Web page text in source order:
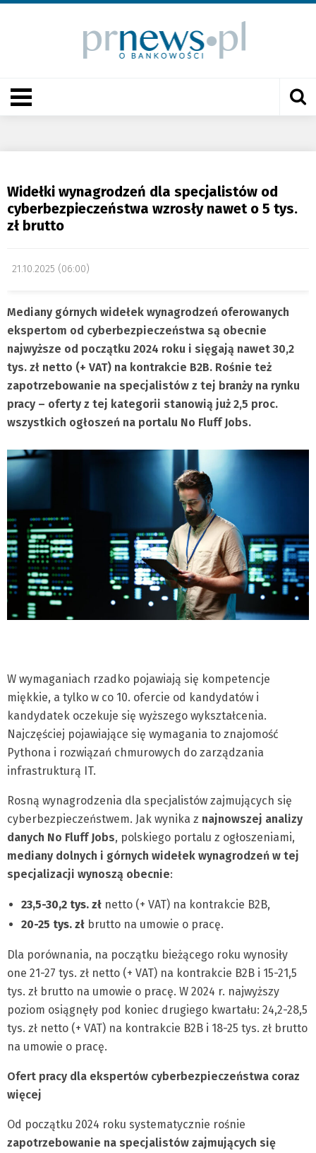
Widełki wynagrodzeń dla specjalistów od
cyberbezpieczeństwa wzrosły nawet o 5 tys.
zł brutto
21.10.2025 (06:00)
Mediany górnych widełek wynagrodzeń oferowanych
ekspertom od cyberbezpieczeństwa są obecnie
najwyższe od początku 2024 roku i sięgają nawet 30,2
tys. zł netto (+ VAT) na kontrakcie B2B. Rośnie też
zapotrzebowanie na specjalistów z tej branży na rynku
pracy – oferty z tej kategorii stanowią już 2,5 proc.
wszystkich ogłoszeń na portalu No Fluff Jobs.
W wymaganiach rzadko pojawiają się kompetencje
miękkie, a tylko w co 10. ofercie od kandydatów i
kandydatek oczekuje się wyższego wykształcenia.
Najczęściej pojawiające się wymagania to znajomość
Pythona i rozwiązań chmurowych do zarządzania
infrastrukturą IT.
Rosną wynagrodzenia dla specjalistów zajmujących się
cyberbezpieczeństwem. Jak wynika z najnowszej analizy
danych No Fluff Jobs, polskiego portalu z ogłoszeniami,
mediany dolnych i górnych widełek wynagrodzeń w tej
specjalizacji wynoszą obecnie:
23,5-30,2 tys. zł netto (+ VAT) na kontrakcie B2B,
20-25 tys. zł brutto na umowie o pracę.
Dla porównania, na początku bieżącego roku wynosiły
one 21-27 tys. zł netto (+ VAT) na kontrakcie B2B i 15-21,5
tys. zł brutto na umowie o pracę. W 2024 r. najwyższy
poziom osiągnęły pod koniec drugiego kwartału: 24,2-28,5
tys. zł netto (+ VAT) na kontrakcie B2B i 18-25 tys. zł brutto
na umowie o pracę.
Ofert pracy dla ekspertów cyberbezpieczeństwa coraz
więcej
Od początku 2024 roku systematycznie rośnie
zapotrzebowanie na specjalistów zajmujących się